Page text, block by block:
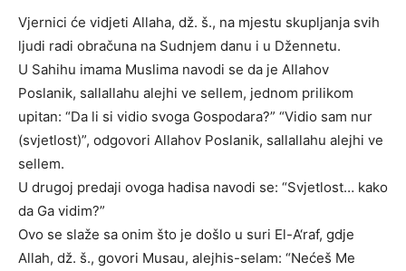
Vjernici će vidjeti Allaha, dž. š., na mjestu skupljanja svih
ljudi radi obračuna na Sudnjem danu i u Džennetu.
U Sahihu imama Muslima navodi se da je Allahov
Poslanik, sallallahu alejhi ve sellem, jednom prilikom
upitan: “Da li si vidio svoga Gospodara?” “Vidio sam nur
(svjetlost)”, odgovori Allahov Poslanik, sallallahu alejhi ve
sellem.
U drugoj predaji ovoga hadisa navodi se: “Svjetlost… kako
da Ga vidim?”
Ovo se slaže sa onim što je došlo u suri El-A‘raf, gdje
Allah, dž. š., govori Musau, alejhis-selam: “Nećeš Me